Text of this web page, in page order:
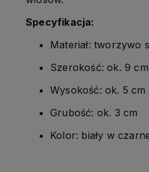
Specyfikacja:
Materiał: tworzywo
Szerokość: ok. 9 cm
Wysokość: ok. 5 cm
Grubość: ok. 3 cm
Kolor: biały w